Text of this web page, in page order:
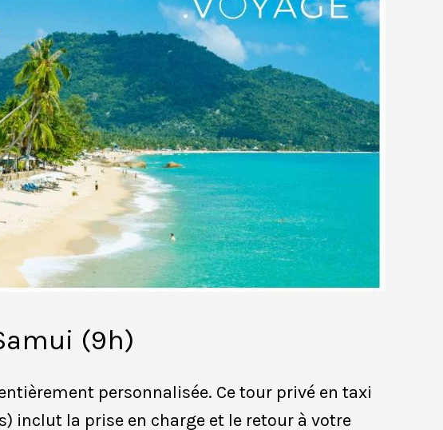
(9h)
personnalisée. Ce tour privé en taxi
inclut la prise en charge et le retour à votre